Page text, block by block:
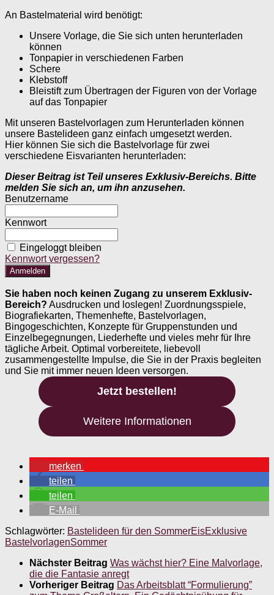
An Bastelmaterial wird benötigt:
Unsere Vorlage, die Sie sich unten herunterladen
können
Tonpapier in verschiedenen Farben
Schere
Klebstoff
Bleistift zum Übertragen der Figuren von der Vorlage
auf das Tonpapier
Mit unseren Bastelvorlagen zum Herunterladen können
unsere Bastelideen ganz einfach umgesetzt werden.
Hier können Sie sich die Bastelvorlage für zwei
verschiedene Eisvarianten herunterladen:
Dieser Beitrag ist Teil unseres Exklusiv-Bereichs. Bitte
melden Sie sich an, um ihn anzusehen.
Benutzername
Kennwort
Eingeloggt bleiben
Kennwort vergessen?
Sie haben noch keinen Zugang zu unserem Exklusiv-
Bereich? Ausdrucken und loslegen! Zuordnungsspiele,
Biografiekarten, Themenhefte, Bastelvorlagen,
Bingogeschichten, Konzepte für Gruppenstunden und
Einzelbegegnungen, Liederhefte und vieles mehr für Ihre
tägliche Arbeit. Optimal vorbereitete, liebevoll
zusammengestellte Impulse, die Sie in der Praxis begleiten
und Sie mit immer neuen Ideen versorgen.
Jetzt bestellen!
Weitere Informationen
merken
teilen
teilen
E-Mail
Schlagwörter: Bastelideen für den SommerEisExklusive
BastelvorlagenSommer
Nächster Beitrag Was wächst hier? Eine Malvorlage,
die die Fantasie anregt
Vorheriger Beitrag Das Arbeitsblatt “Formulierung”